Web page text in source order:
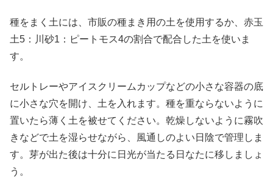
種をまく土には、市販の種まき用の土を使用するか、赤玉
土5：川砂1：ピートモス4の割合で配合した土を使いま
す。
セルトレーやアイスクリームカップなどの小さな容器の底
に小さな穴を開け、土を入れます。種を重ならないように
置いたら薄く土を被せてください。乾燥しないように霧吹
きなどで土を湿らせながら、風通しのよい日陰で管理しま
す。芽が出た後は十分に日光が当たる日なたに移しましょ
う。